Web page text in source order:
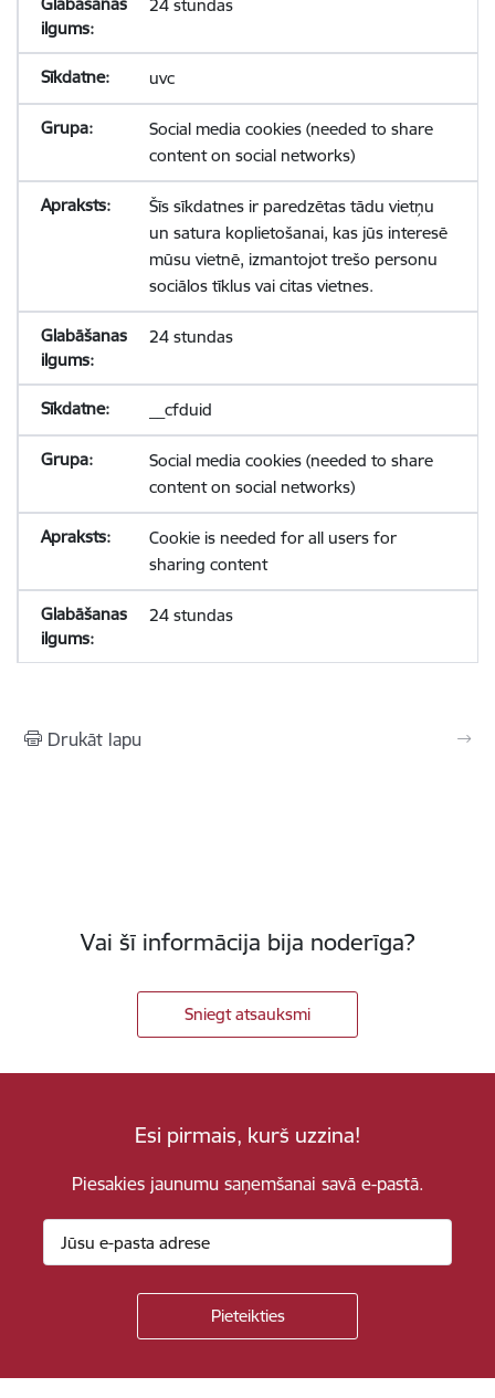
24 stundas
uvc
Social media cookies (needed to share
content on social networks)
Šīs sīkdatnes ir paredzētas tādu vietņu
un satura koplietošanai, kas jūs interesē
mūsu vietnē, izmantojot trešo personu
sociālos tīklus vai citas vietnes.
24 stundas
__cfduid
Social media cookies (needed to share
content on social networks)
Cookie is needed for all users for
sharing content
24 stundas
Drukāt lapu
Vai šī informācija bija noderīga?
Sniegt atsauksmi
Esi pirmais, kurš uzzina!
Piesakies jaunumu saņemšanai savā e-pastā.